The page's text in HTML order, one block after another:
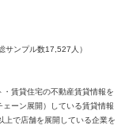
サンプル数17,527人）
賃貸住宅の不動産賃貸情報を
ーン展開）している賃貸情報
上で店舗を展開している企業を